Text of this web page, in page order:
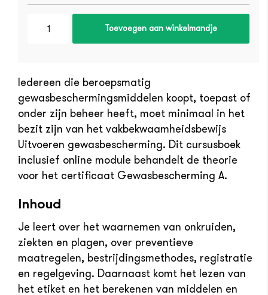
Toevoegen aan winkelmandje
Iedereen die beroepsmatig
gewasbeschermingsmiddelen koopt, toepast of
onder zijn beheer heeft, moet minimaal in het
bezit zijn van het vakbekwaamheidsbewijs
Uitvoeren gewasbescherming. Dit cursusboek
inclusief online module behandelt de theorie
voor het certificaat Gewasbescherming A.
Inhoud
Je leert over het waarnemen van onkruiden,
ziekten en plagen, over preventieve
maatregelen, bestrijdingsmethodes, registratie
en regelgeving. Daarnaast komt het lezen van
het etiket en het berekenen van middelen en